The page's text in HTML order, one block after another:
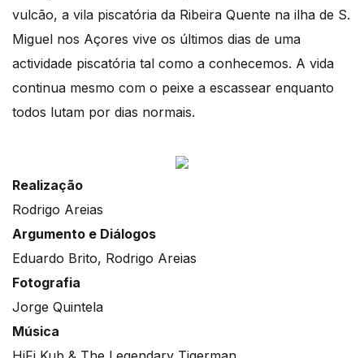
vulcão, a vila piscatória da Ribeira Quente na ilha de S.
Miguel nos Açores vive os últimos dias de uma
actividade piscatória tal como a conhecemos. A vida
continua mesmo com o peixe a escassear enquanto
todos lutam por dias normais.
Realização
Rodrigo Areias
Argumento e Diálogos
Eduardo Brito, Rodrigo Areias
Fotografia
Jorge Quintela
Música